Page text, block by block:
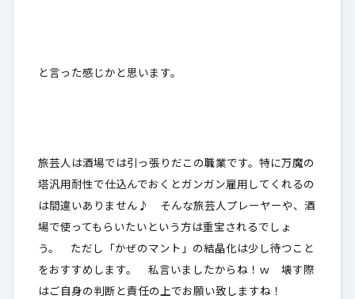
と言った感じかと思います。
旅芸人は酒場では引っ張りだこの職業です。特に万魔の
塔汎用耐性で仕込んでおくとガンガン雇用してくれるの
は間違いありません♪ そんな旅芸人プレーヤーや、酒
場で使ってもらいたいという方は重宝されるでしょ
う。 ただし「かぜのマント」の結晶化は少し待つこと
をおすすめします。 私言いましたからね！ｗ 壊す際
はご自身の判断と責任の上でお願い致しますね！